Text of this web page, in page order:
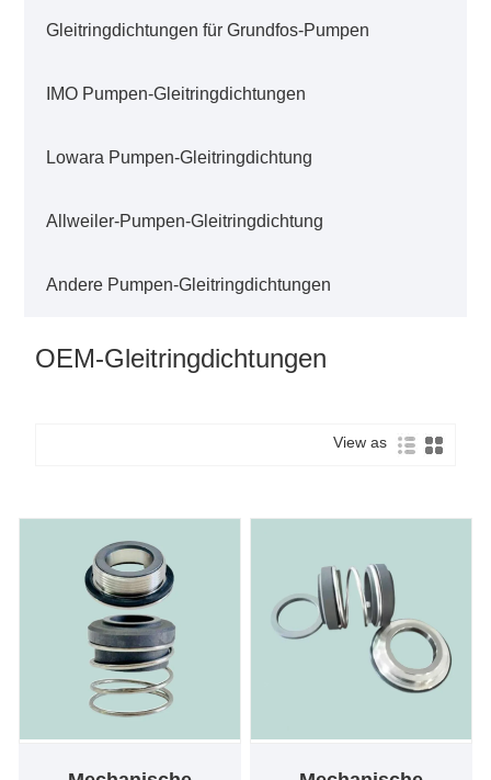
Gleitringdichtungen für Grundfos-Pumpen
IMO Pumpen-Gleitringdichtungen
Lowara Pumpen-Gleitringdichtung
Allweiler-Pumpen-Gleitringdichtung
Andere Pumpen-Gleitringdichtungen
OEM-Gleitringdichtungen
View as